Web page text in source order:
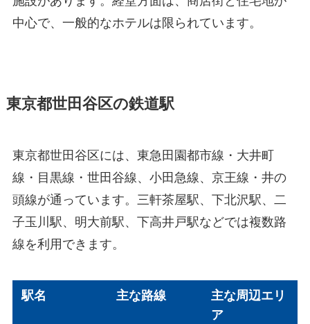
中心で、一般的なホテルは限られています。
東京都世田谷区の鉄道駅
東京都世田谷区には、東急田園都市線・大井町
線・目黒線・世田谷線、小田急線、京王線・井の
頭線が通っています。三軒茶屋駅、下北沢駅、二
子玉川駅、明大前駅、下高井戸駅などでは複数路
線を利用できます。
駅名 主な路線
主な周辺エリ
ア